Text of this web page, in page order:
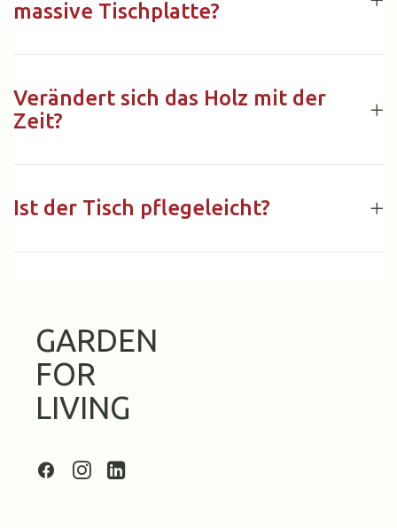
massive Tischplatte?
Verändert sich das Holz mit der
Zeit?
Ist der Tisch pflegeleicht?
GARDEN
FOR
LIVING